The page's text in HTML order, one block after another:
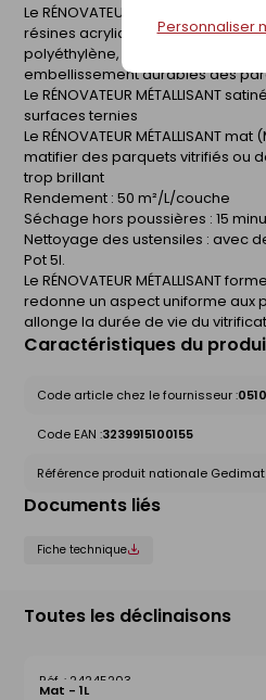
Personnaliser
Le RÉNOVATEUR MÉTALLISANT
résines acryliques métallisées à
polyéthylène, pour assurer une
embellissement durables des
Le RÉNOVATEUR MÉTALLISANT
surfaces ternies
Le RÉNOVATEUR MÉTALLISANT
matifier des parquets vitrifiés
trop brillant
Rendement : 50 m²/L/couche
Séchage hors poussières : 15
Nettoyage des ustensiles : avec
Pot 5l.
Le RÉNOVATEUR MÉTALLISANT
redonne un aspect uniforme aux
allonge la durée de vie du
Caractéristiques du
Code article chez le fournisseur :
Code EAN :3239915100155
Référence produit nationale Gedimat
Documents liés
Fiche technique
Toutes les déclinaisons
24245203
Mat - 1L